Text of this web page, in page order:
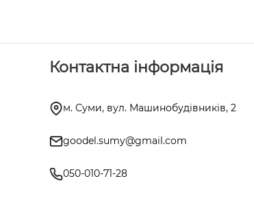
Контактна інформація
м. Суми, вул. Машинобудівників, 2
goodel.sumy@gmail.com
050-010-71-28